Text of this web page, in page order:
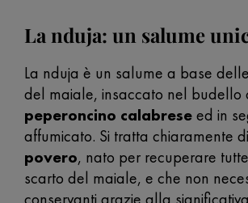
La nduja: un salume
La nduja è un salume a base
del maiale, insaccato nel budello
peperoncino calabreseed in
affumicato. Si tratta chiaramente
povero, nato per recuperare
scarto del maiale, e che non